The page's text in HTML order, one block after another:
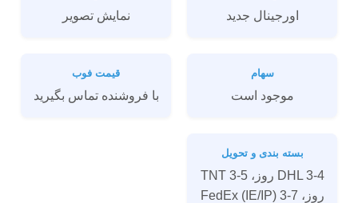
اورجینال جدید نمایش تصویر
سهام
موجود است
قیمت فوب
با فروشنده تماس بگیرید
بسته بندی و تحویل
DHL 3-4 روز، TNT 3-5
روز، FedEx (IE/IP) 3-7